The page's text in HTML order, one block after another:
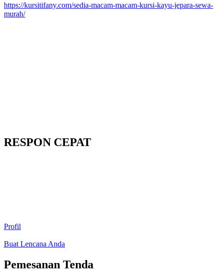
https://kursitifany.com/sedia-macam-macam-kursi-kayu-jepara-sewa-
murah/
RESPON CEPAT
Profil
Buat Lencana Anda
Pemesanan Tenda